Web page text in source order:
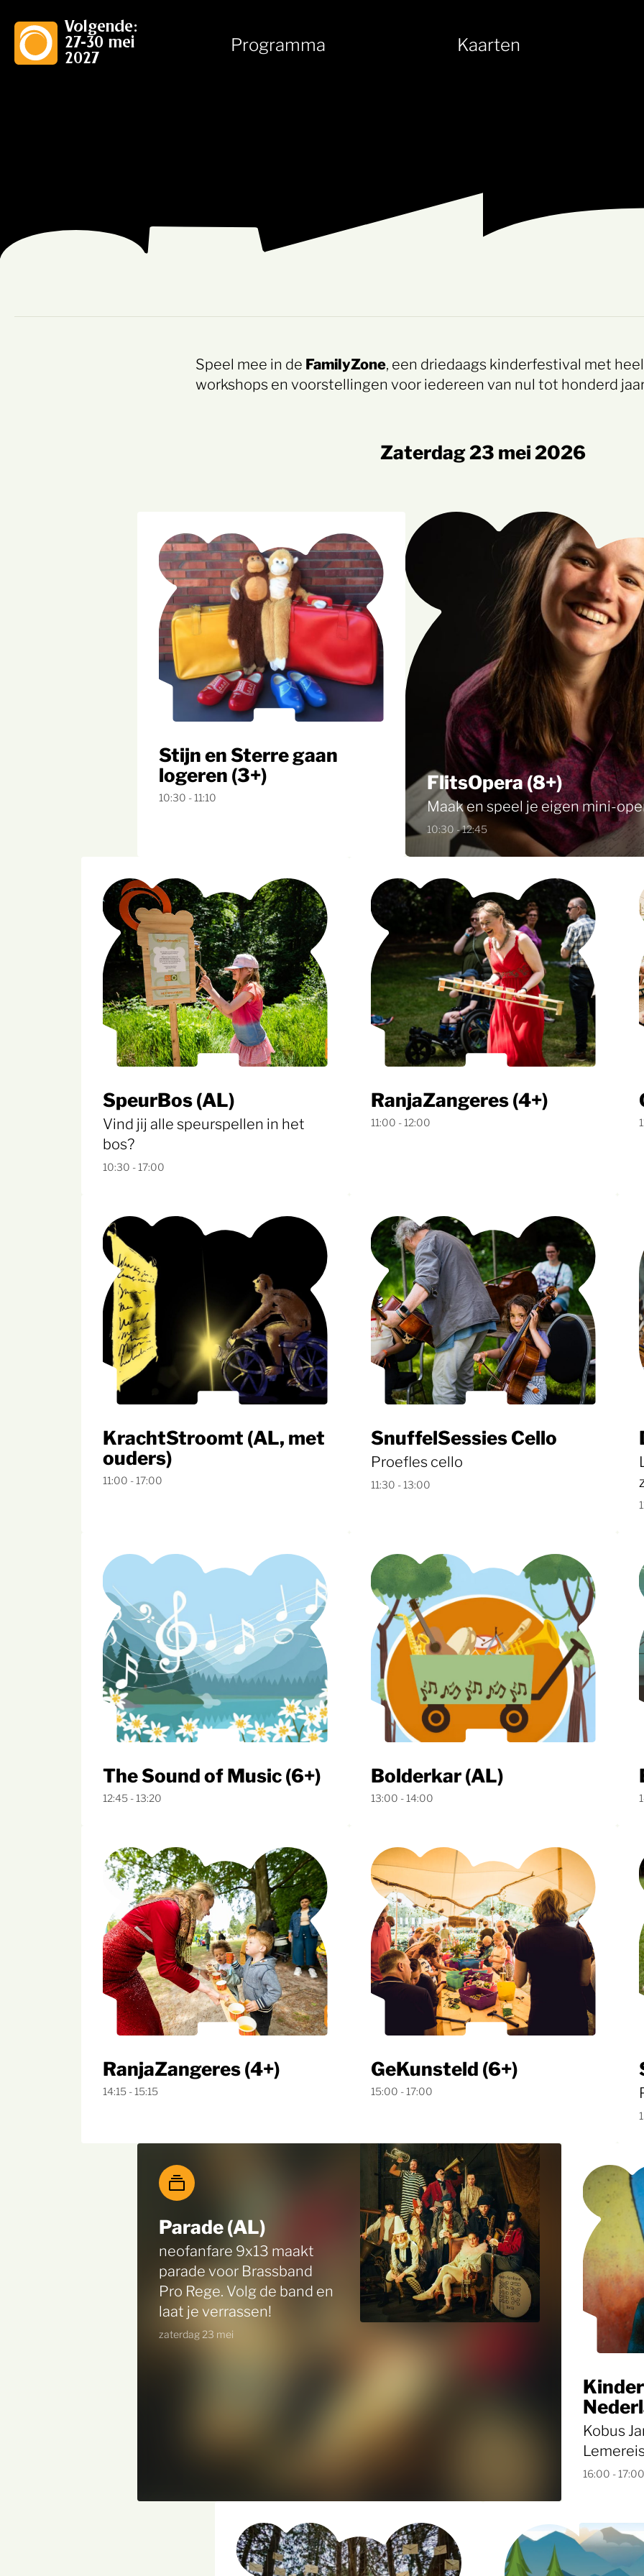
Volgende:
27-30 mei
2027
Programma Kaarten
Speel mee in de FamilyZone, een driedaags kinderfestival met
workshops en voorstellingen voor iedereen van nul tot honderd
zaterdag 23 mei 2026
Stijn en Sterre gaan
logeren (3+)
10:30 - 11:10
FlitsOpera (8+)
Maak en speel je eigen mini-
10:30 - 12:45
SpeurBos (AL)
Vind jij alle speurspellen in het
bos?
10:30 - 17:00
RanjaZangeres (4+)
11:00 - 12:00
KrachtStroomt (AL, met
ouders)
11:00 - 17:00
SnuffelSessies Cello
Proefles cello
11:30 - 13:00
The Sound of Music (6+)
12:45 - 13:20
Bolderkar (AL)
13:00 - 14:00
RanjaZangeres (4+)
14:15 - 15:15
GeKunsteld (6+)
15:00 - 17:00
Parade (AL)
neofanfare 9x13 maakt
parade voor Brassband
Pro Rege. Volg de band en
laat je verrassen!
zaterdag 23 mei
Kobus
16:00 - 17:00